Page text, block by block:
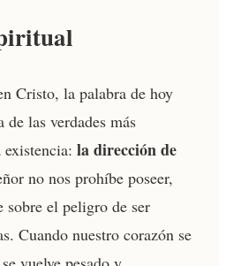
Cristo, la palabra de hoy
las verdades más
la dirección de
no nos prohíbe poseer,
sobre el peligro de ser
Cuando nuestro corazón se